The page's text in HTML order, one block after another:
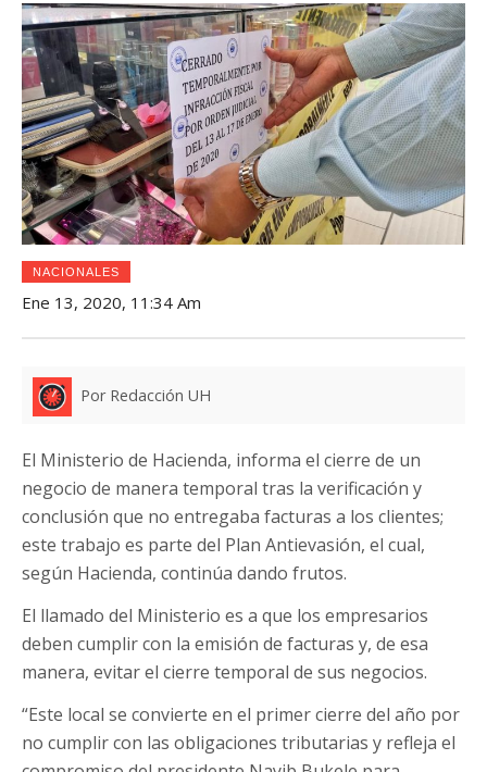
NACIONALES
Ene 13, 2020, 11:34 Am
Por Redacción UH
El Ministerio de Hacienda, informa el cierre de un
negocio de manera temporal tras la verificación y
conclusión que no entregaba facturas a los clientes;
este trabajo es parte del Plan Antievasión, el cual,
según Hacienda, continúa dando frutos.
El llamado del Ministerio es a que los empresarios
deben cumplir con la emisión de facturas y, de esa
manera, evitar el cierre temporal de sus negocios.
“Este local se convierte en el primer cierre del año por
no cumplir con las obligaciones tributarias y refleja el